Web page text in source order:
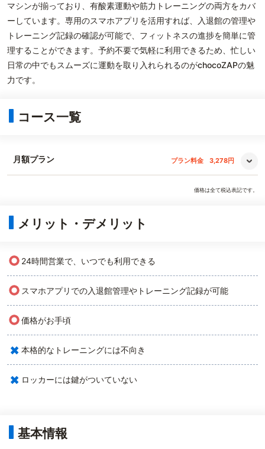
マシンが揃っており、有酸素運動や筋力トレーニングの両方をカバ
ーしています。専用のスマホアプリを活用すれば、入退館の管理や
トレーニング記録の確認が可能で、フィットネスの進捗を簡単に管
理することができます。予約不要で気軽に利用できるため、忙しい
日常の中でもスムーズに運動を取り入れられるのがchocoZAPの魅
力です。
コース一覧
月額プラン プラン料金 3,278円
価格は全て税込表記です。
メリット・デメリット
○ 24時間営業で、いつでも利用できる
○ スマホアプリでの入退館管理やトレーニング記録が可能
○価格がお手頃
× 本格的なトレーニングには不向き
× ロッカーには鍵がついていない
基本情報